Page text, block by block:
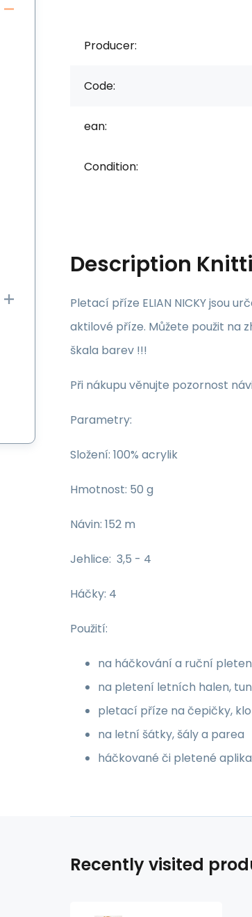
Producer:
Code:
ean:
Condition:
Description
Pletací příze ELIAN NICKY jsou
aktilové příze. Můžete použit na
škala barev !!!
Při nákupu věnujte pozornost
Parametry:
Složení: 100% acrylik
Hmotnost: 50 g
Návin: 152 m
Jehlice: 3,5 - 4
Háčky: 4
Použití:
na háčkování a ruční
na pletení letních halen,
pletací příze na čepičky,
na letní šátky, šály a parea
háčkované či pletené
Recently visited